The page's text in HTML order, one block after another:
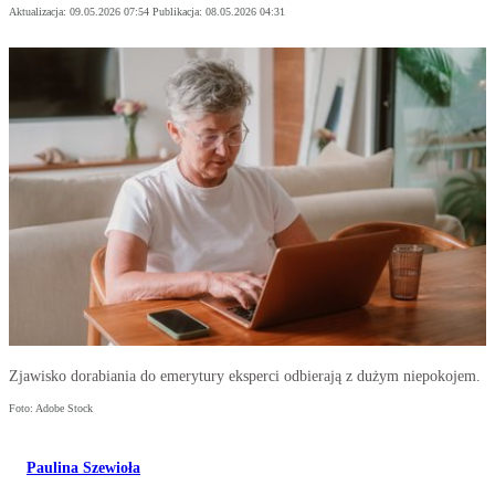
Aktualizacja: 09.05.2026 07:54 Publikacja: 08.05.2026 04:31
Zjawisko dorabiania do emerytury eksperci odbierają z dużym niepokojem.
Foto: Adobe Stock
Paulina Szewioła